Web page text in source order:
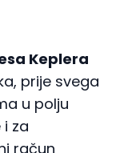
Keplera
prije svega
u polju
za
račun